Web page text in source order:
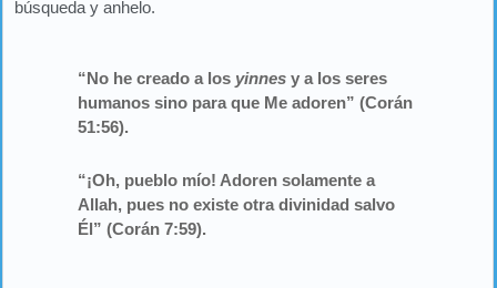
búsqueda y anhelo.
“No he creado a los yinnesy a los seres
humanos sino para que Me adoren” (Corán
51:56).
“¡Oh, pueblo mío! Adoren solamente a
Allah, pues no existe otra divinidad salvo
Él” (Corán 7:59).